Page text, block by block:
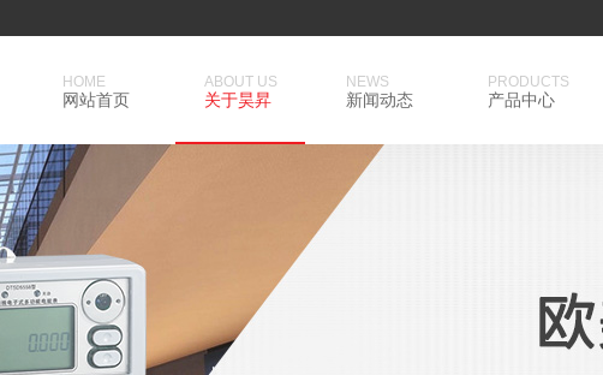
HOME
网站首页
ABOUT US
关于昊昇
NEWS
新闻动态
PRODUCTS
产品中心